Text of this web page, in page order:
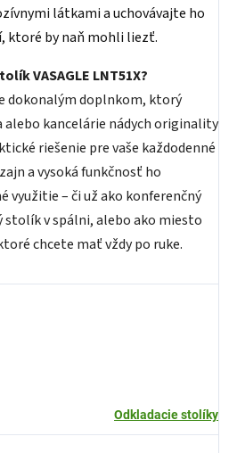
látkami a uchovávajte ho
ktoré by naň mohli liezť.
VASAGLE LNT51X?
dokonalým doplnkom, ktorý
alebo kancelárie nádych originality
riešenie pre vaše každodenné
a vysoká funkčnosť ho
využitie – či už ako konferenčný
stolík v spálni, alebo ako miesto
chcete mať vždy po ruke.
Odkladacie stolíky